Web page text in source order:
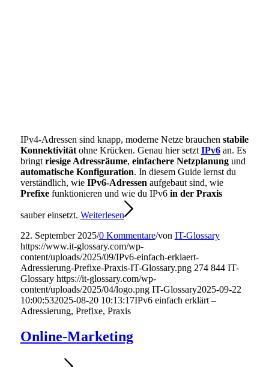
IPv4-Adressen sind knapp, moderne Netze brauchen stabile
Konnektivitätohne Krücken. Genau hier setzt IPv6an. Es
bringt riesige Adressräume, einfachere Netzplanungund
automatische Konfiguration. In diesem Guide lernst du
verständlich, wie IPv6-Adressen aufgebaut sind, wie
Prefixefunktionieren und wie du IPv6 in der Praxis
sauber einsetzt. Weiterlesen
22. September 2025/0 Kommentare/von IT-Glossary
https://www.it-glossary.com/wp-
content/uploads/2025/09/IPv6-einfach-erklaert-
Adressierung-Prefixe-Praxis-IT-Glossary.png 274 844 IT-
Glossary https://it-glossary.com/wp-
content/uploads/2025/04/logo.png IT-Glossary2025-09-22
10:00:532025-08-20 10:13:17IPv6 einfach erklärt –
Adressierung, Prefixe, Praxis
Online-Marketing